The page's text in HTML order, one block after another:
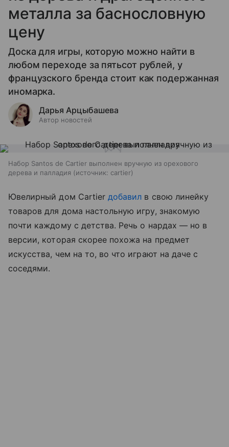
металла за баснословную
цену
Доска для игры, которую можно найти в
любом переходе за пятьсот рублей, у
французского бренда стоит как подержанная
иномарка.
Дарья Арцыбашева
Автор новостей
Набор Santos de Cartier выполнен вручную из орехового
дерева и палладия
источник: cartier
Ювелирный дом Cartierдобавил в свою линейку
товаров для дома настольную игру, знакомую
почти каждому с детства. Речь о нардах — но в
версии, которая скорее похожа на предмет
искусства, чем на то, во что играют на даче с
соседями.